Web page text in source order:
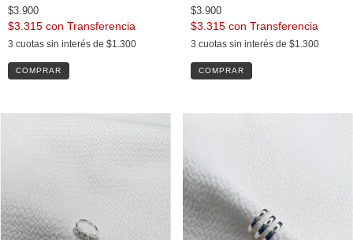
$3.900
$3.315 con
3 cuotas sin interés de $1.300
$3.900
$3.315 con
3 cuotas sin interés de $1.300